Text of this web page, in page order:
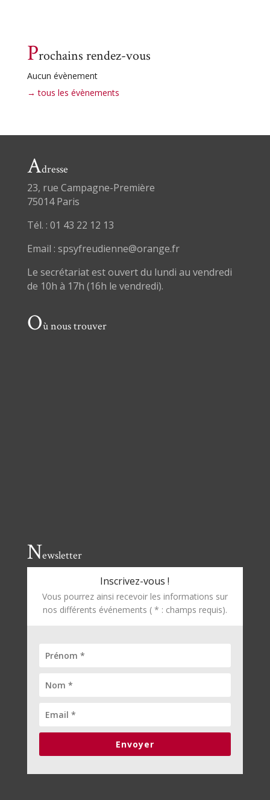
Prochains rendez-vous
Aucun évènement
→ tous les évènements
Adresse
23, rue Campagne-Première
75014 Paris
Tél. : 01 43 22 12 13
Email : spsyfreudienne@orange.fr
Le secrétariat est ouvert du lundi au vendredi
de 10h à 17h (16h le vendredi).
Où nous trouver
Newsletter
Inscrivez-vous !
Vous pourrez ainsi recevoir les informations sur
nos différents événements ( * : champs requis).
Envoyer